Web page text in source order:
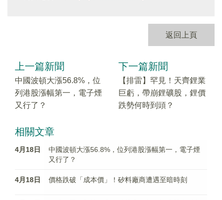
返回上頁
上一篇新聞
中國波頓大漲56.8%，位
列港股漲幅第一，電子煙
又行了？
下一篇新聞
【排雷】罕見！天齊鋰業
巨虧，帶崩鋰礦股，鋰價
跌勢何時到頭？
相關文章
4月18日
中國波頓大漲56.8%，位列港股漲幅第一，電子煙
又行了？
4月18日 價格跌破「成本價」！矽料廠商遭遇至暗時刻